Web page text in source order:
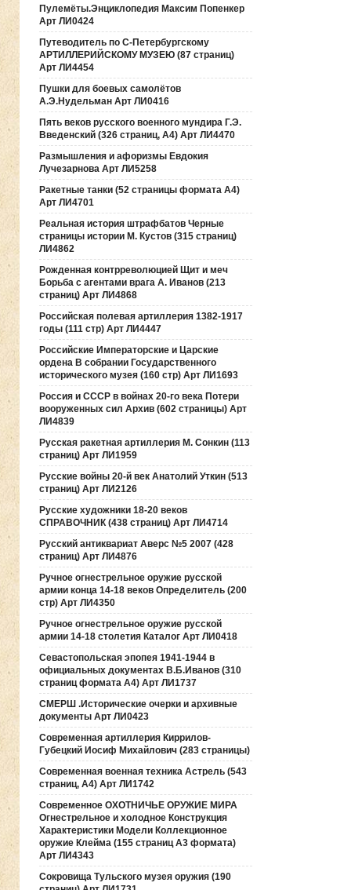
Пулемёты.Энциклопедия Максим Попенкер
Арт ЛИ0424
Путеводитель по С-Петербургскому
АРТИЛЛЕРИЙСКОМУ МУЗЕЮ (87 страниц)
Арт ЛИ4454
Пушки для боевых самолётов
А.Э.Нудельман Арт ЛИ0416
Пять веков русского военного мундира Г.Э.
Введенский (326 страниц, А4) Арт ЛИ4470
Размышления и афоризмы Евдокия
Лучезарнова Арт ЛИ5258
Ракетные танки (52 страницы формата А4)
Арт ЛИ4701
Реальная история штрафбатов Черные
страницы истории М. Кустов (315 страниц)
ЛИ4862
Рожденная контрреволюцией Щит и меч
Борьба с агентами врага А. Иванов (213
страниц) Арт ЛИ4868
Российская полевая артиллерия 1382-1917
годы (111 стр) Арт ЛИ4447
Российские Императорские и Царские
ордена В собрании Государственного
исторического музея (160 стр) Арт ЛИ1693
Россия и СССР в войнах 20-го века Потери
вооруженных сил Архив (602 страницы) Арт
ЛИ4839
Русская ракетная артиллерия М. Сонкин (113
страниц) Арт ЛИ1959
Русские войны 20-й век Анатолий Уткин (513
страниц) Арт ЛИ2126
Русские художники 18-20 веков
СПРАВОЧНИК (438 страниц) Арт ЛИ4714
Русский антиквариат Аверс №5 2007 (428
страниц) Арт ЛИ4876
Ручное огнестрельное оружие русской
армии конца 14-18 веков Определитель (200
стр) Арт ЛИ4350
Ручное огнестрельное оружие русской
армии 14-18 столетия Каталог Арт ЛИ0418
Севастопольская эпопея 1941-1944 в
официальных документах В.Б.Иванов (310
страниц формата А4) Арт ЛИ1737
СМЕРШ .Исторические очерки и архивные
документы Арт ЛИ0423
Современная артиллерия Киррилов-
Губецкий Иосиф Михайлович (283 страницы)
Современная военная техника Астрель (543
страниц, А4) Арт ЛИ1742
Современное ОХОТНИЧЬЕ ОРУЖИЕ МИРА
Огнестрельное и холодное Конструкция
Характеристики Модели Коллекционное
оружие Клейма (155 страниц А3 формата)
Арт ЛИ4343
Сокровища Тульского музея оружия (190